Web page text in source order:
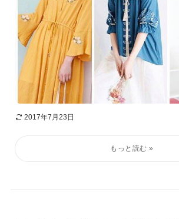
2017年7月23日